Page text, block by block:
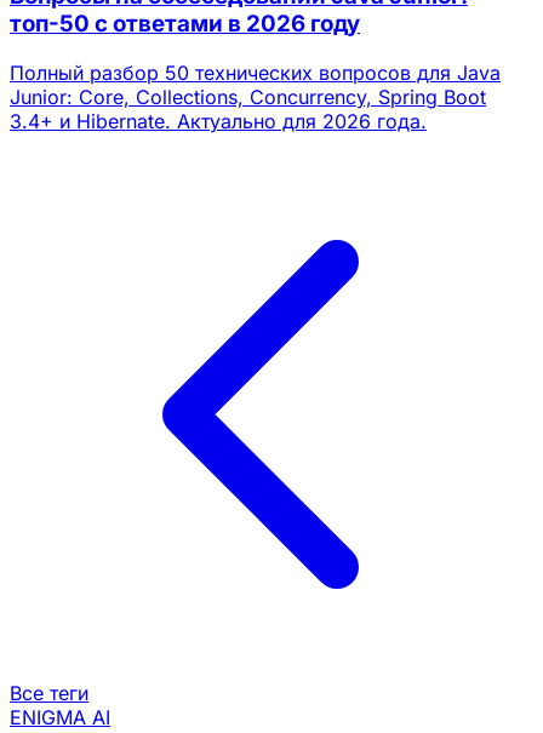
топ-50 с ответами в 2026 году
Полный разбор 50 технических вопросов для Java
Junior: Core, Collections, Concurrency, Spring Boot
3.4+ и Hibernate. Актуально для 2026 года.
Все теги
ENIGMA AI